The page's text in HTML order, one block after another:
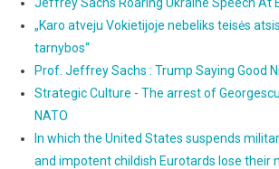
„Karo atveju Vokietijoje nebeliks teisės
tarnybos“
Prof. Jeffrey Sachs : Trump Saying Good
Strategic Culture - The arrest of
NATO
In which the United States suspends
and impotent childish Eurotards lose their